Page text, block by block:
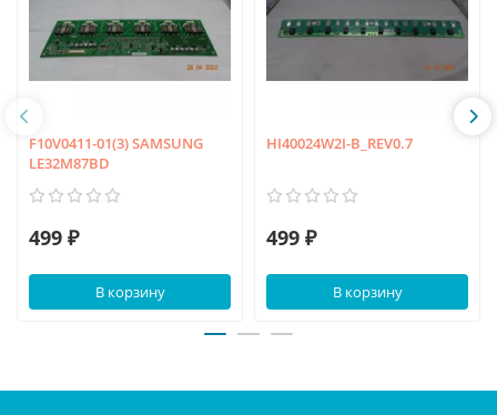
F10V0411-01(3) SAMSUNG
LE32M87BD
499 ₽
В корзину
HI40024W2I-B_REV0.7
499 ₽
В корзину